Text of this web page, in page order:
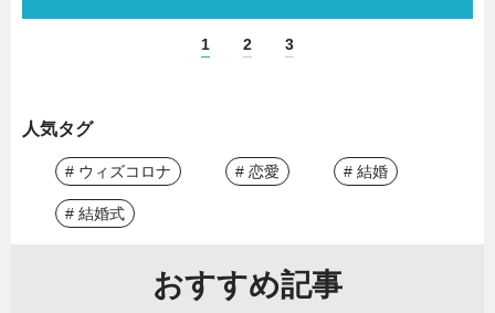
1 2 3
人気タグ
# ウィズコロナ # 恋愛 # 結婚
# 結婚式
おすすめ記事